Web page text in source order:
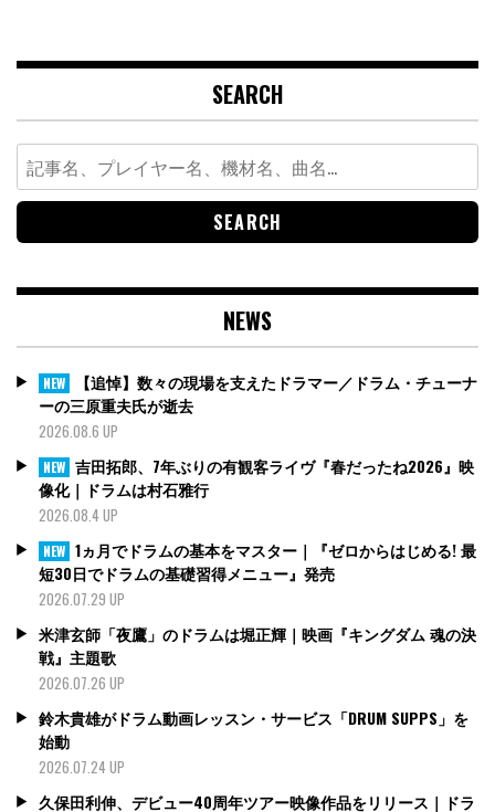
SEARCH
Search
for:
NEWS
NEW
【追悼】数々の現場を支えたドラマー／ドラム・チューナ
ーの三原重夫氏が逝去
2026.08.6 UP
NEW 吉田拓郎、7年ぶりの有観客ライヴ『春だったね2026』映
像化｜ドラムは村石雅行
2026.08.4 UP
NEW 1ヵ月でドラムの基本をマスター｜『ゼロからはじめる! 最
短30日でドラムの基礎習得メニュー』発売
2026.07.29 UP
米津玄師「夜鷹」のドラムは堀正輝｜映画『キングダム 魂の決
戦』主題歌
2026.07.26 UP
鈴木貴雄がドラム動画レッスン・サービス「DRUM SUPPS」を
始動
2026.07.24 UP
久保田利伸、デビュー40周年ツアー映像作品をリリース｜ドラ